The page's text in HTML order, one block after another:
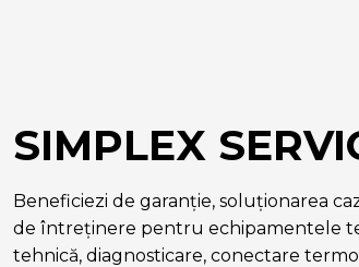
SIMPLEX
Beneficiezi de garanție, soluționarea
de întreținere pentru echipamentele
tehnică, diagnosticare, conectare